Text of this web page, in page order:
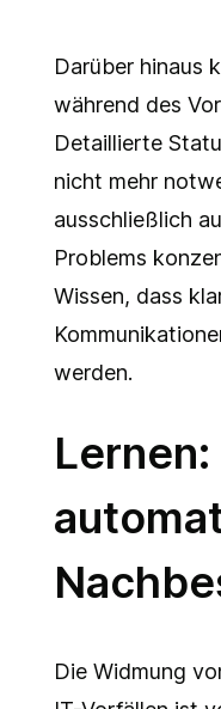
Darüber hinaus
während des
Detaillierte
nicht mehr
ausschließlich
Problems
Wissen, dass
werden.
Die Widmung